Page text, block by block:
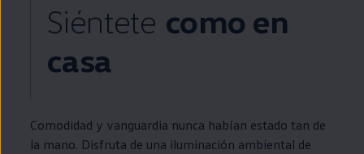
Siéntete como en
casa
Comodidad y vanguardia nunca habían estado tan de
la mano. Disfruta de una iluminación ambiental de